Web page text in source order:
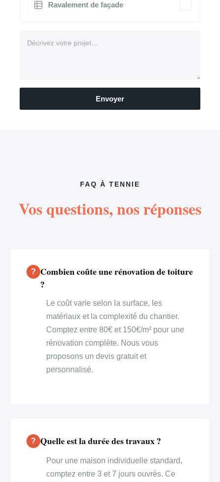
Ravalement de façade
Envoyer
FAQ À TENNIE
Vos questions, nos réponses
Combien coûte une rénovation de toiture
?
Le coût varie selon la surface, les
matériaux et la complexité du chantier.
Comptez entre 80€ et 150€/m² pour une
rénovation complète. Nous vous
proposons un devis gratuit et
personnalisé.
Quelle est la durée des travaux ?
Pour une maison individuelle standard,
comptez entre 3 et 7 jours ouvrés. Ce